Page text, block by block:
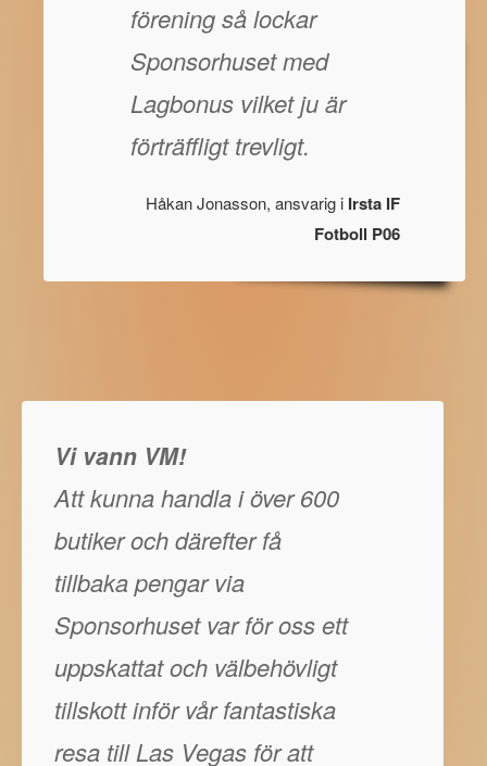
förening så lockar
Sponsorhuset med
Lagbonus vilket ju är
förträffligt trevligt.
Håkan Jonasson, ansvarig i Irsta IF
Fotboll P06
Vi vann VM!
Att kunna handla i över 600
butiker och därefter få
tillbaka pengar via
Sponsorhuset var för oss ett
uppskattat och välbehövligt
tillskott inför vår fantastiska
resa till Las Vegas för att